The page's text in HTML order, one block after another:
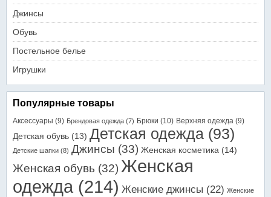
Джинсы
Обувь
Постельное белье
Игрушки
Популярные товары
Аксессуары (9) Брендовая одежда (7) Брюки (10) Верхняя одежда (9)
Детская обувь (13) Детская одежда (93)
Детские шапки (8) Джинсы (33) Женская косметика (14)
Женская обувь (32) Женская
одежда (214) Женские джинсы (22) Женские